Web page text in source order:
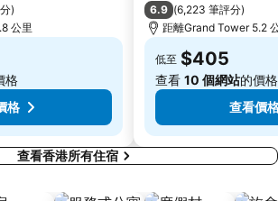
Lamma Island
Tin Hau Metro Station
金銀島酒店站
)
公里
格
格
6.9 (6,223 筆評分)
距離Grand Tower 5.2
低至 $405
查看 10 個網站的價格
查看價
查看香港所有住宿